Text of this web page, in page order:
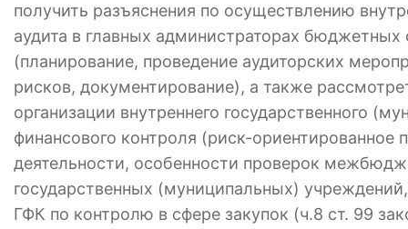
получить разъяснения по осуществлению
аудита в главных администраторах бюджетных
(планирование, проведение аудиторских
рисков, документирование), а также
организации внутреннего государственного
финансового контроля (риск-ориентированное
деятельности, особенности проверок
государственных (муниципальных)
ГФК по контролю в сфере закупок (ч.8 ст. 99